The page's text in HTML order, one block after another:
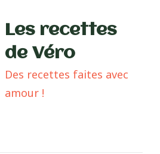
Les recettes
de Véro
Des recettes faites avec
amour !